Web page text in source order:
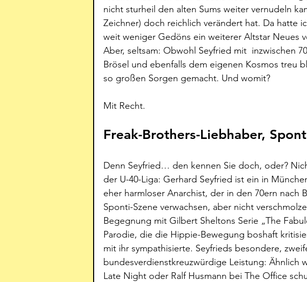
nicht sturheil den alten Sums weiter vernudeln
Zeichner) doch reichlich verändert hat. Da hatte
weit weniger Gedöns ein weiterer Altstar Neues
Aber, seltsam: Obwohl Seyfried mit  inzwischen
Brösel und ebenfalls dem eigenen Kosmos treu
so großen Sorgen gemacht. Und womit?
Mit Recht.
Freak-Brothers-Liebhaber,
Denn Seyfried… den kennen Sie doch, oder?
der U-40-Liga: Gerhard Seyfried ist ein in
eher harmloser Anarchist, der in den 70ern
Sponti-Szene verwachsen, aber nicht
Begegnung mit Gilbert Sheltons Serie „The
Parodie, die die Hippie-Bewegung boshaft
mit ihr sympathisierte. Seyfrieds besondere,
bundesverdienstkreuzwürdige Leistung: Ähnlich
Late Night oder Ralf Husmann bei The Office